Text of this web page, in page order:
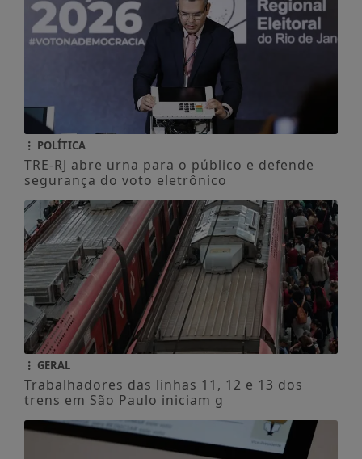
POLÍTICA
TRE-RJ abre urna para o público e defende
segurança do voto eletrônico
GERAL
Trabalhadores das linhas 11, 12 e 13 dos
trens em São Paulo iniciam g